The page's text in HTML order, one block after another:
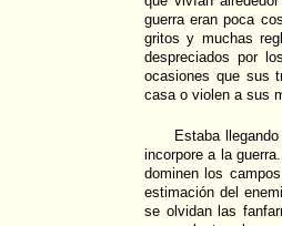
guerra eran poca
gritos y muchas
despreciados por
ocasiones que sus
casa o violen a sus
Estaba
incorpore a la
dominen los
estimación del
se olvidan las